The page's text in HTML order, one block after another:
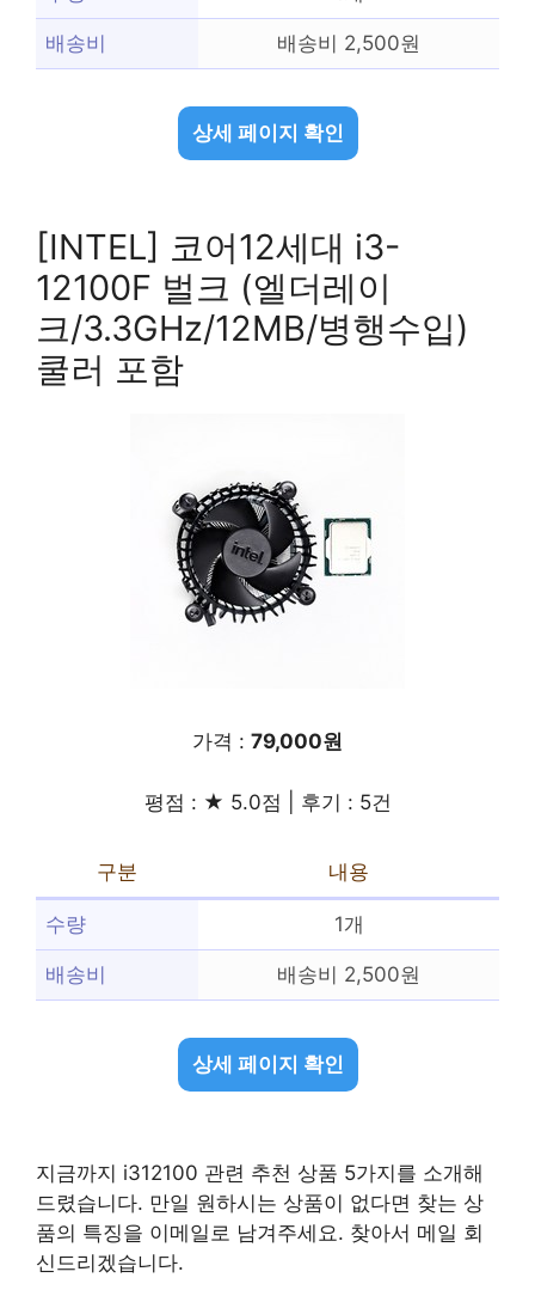
배송비 배송비 2,500원
상세 페이지 확인
[INTEL] 코어12세대 i3-
12100F 벌크 (엘더레이
크/3.3GHz/12MB/병행수입)
쿨러 포함
가격 : 79,000원
평점 : ★ 5.0점 | 후기 : 5건
구분 내용
수량 1개
배송비 배송비 2,500원
상세 페이지 확인
지금까지 i312100 관련 추천 상품 5가지를 소개해
드렸습니다. 만일 원하시는 상품이 없다면 찾는 상
품의 특징을 이메일로 남겨주세요. 찾아서 메일 회
신드리겠습니다.